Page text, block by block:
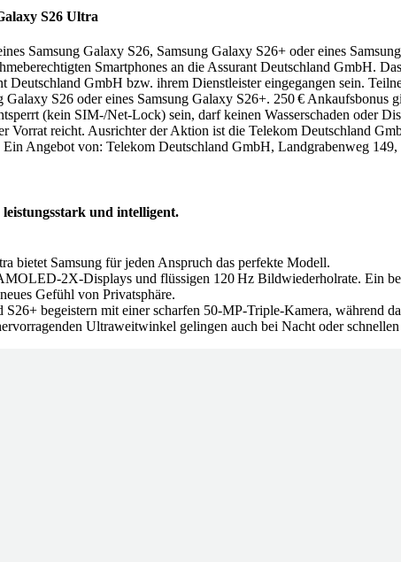
S26 Ultra
Samsung Galaxy S26, Samsung Galaxy S26+ oder eines
Smartphones an die Assurant Deutschland GmbH.
GmbH bzw. ihrem Dienstleister eingegangen sein.
S26 oder eines Samsung Galaxy S26+. 250 €
(kein SIM-/Net-Lock) sein, darf keinen Wasserschaden oder
Vorrat reicht. Ausrichter der Aktion ist die Telekom Deutschland
Angebot von: Telekom Deutschland GmbH, Landgrabenweg
und intelligent.
bietet Samsung für jeden Anspruch das perfekte Modell.
und flüssigen 120 Hz Bildwiederholrate. Ein
Gefühl von Privatsphäre.
begeistern mit einer scharfen 50‑MP‑Triple‑Kamera, während
Ultraweitwinkel gelingen auch bei Nacht oder